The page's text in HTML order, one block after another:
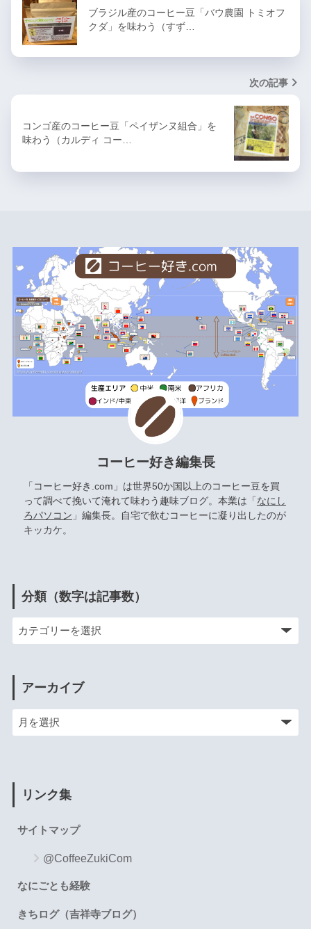
ブラジル産のコーヒー豆「バウ農園 トミオフ
クダ」を味わう（すず…
次の記事
コンゴ産のコーヒー豆「ペイザンヌ組合」を
味わう（カルディ コー…
コーヒー好き編集長
「コーヒー好き.com」は世界50か国以上のコーヒー豆を買
って調べて挽いて淹れて味わう趣味ブログ。本業は「なにし
ろパソコン 」編集長。自宅で飲むコーヒーに凝り出したのが
キッカケ。
分類（数字は記事数）
アーカイブ
リンク集
サイトマップ
@CoffeeZukiCom
なにごとも経験
きちログ（吉祥寺ブログ）